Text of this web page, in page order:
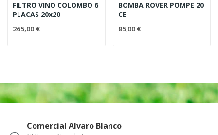
FILTRO VINO COLOMBO 6
PLACAS 20x20
265,00 €
BOMBA ROVER POMPE 20
CE
85,00 €
Comercial Alvaro Blanco